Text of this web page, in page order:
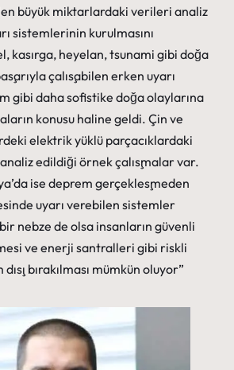
büyük miktarlardaki verileri analiz
sistemlerinin kurulmasını
kasırga, heyelan, tsunami gibi doğa
çalışabilen erken uyarı
gibi daha sofistike doğa olaylarına
konusu haline geldi. Çin ve
elektrik yüklü parçacıklardaki
edildiği örnek çalışmalar var.
ise deprem gerçekleşmeden
uyarı verebilen sistemler
nebze de olsa insanların güvenli
ve enerji santralleri gibi riskli
bırakılması mümkün oluyor”